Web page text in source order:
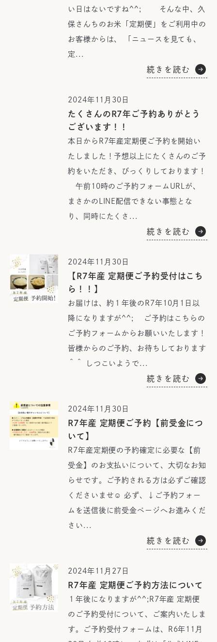
い日はないですね^^; そんな中、久
保さんちのお米「定期便」をご利用中の
お客様からは、 「ニュースを見ても、
定...
続きを読む
2024年11月30日
たくさんのR7年ご予約ありがとう
ございます！！
本日からR7年産定期便ご予約を開始い
たしました！予想以上にたくさんのご予
約をいただき、びっくりしております！
午前10時のご予約フォームURLが、
まさかのLINE配信できない事態とな
り、同時にたくさ...
続きを読む
2024年11月30日
【R7年産 定期便ご予約受付はこち
ら！！】
お届けは、約１年後のR7年10月1日以
降になりますが^^; ご予約はこちらの
ご予約フォームからお願いいたします！
皆様からのご予約、お待ちしております
＾＾ しつこいようで...
続きを読む
2024年11月30日
R7年産 定期便ご予約【前受金につ
いて】
R7年産定期便の予約確定に必要な【前
受金】のお支払いについて、大切なお知
らせです。ご予約される方は必ずご確認
くださいませ☺ 必ず、↓ご予約フォー
ムを送信後に前受金ページへお進みくだ
さい...
続きを読む
2024年11月27日
R7年産 定期便ご予約方法について
１年後になりますが^^;R7年産 定期便
のご予約受付について、ご案内いたしま
す。ご予約受付フォームは、R6年11月